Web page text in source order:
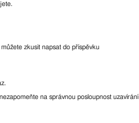
zkusit napsat do příspěvku
na správnou posloupnost uzavírání